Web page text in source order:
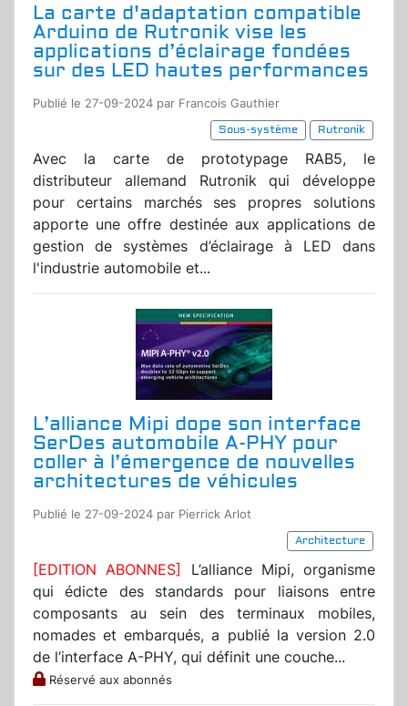
La carte d'adaptation compatible
Arduino de Rutronik vise les
applications d’éclairage fondées
sur des LED hautes performances
Publié le 27-09-2024 par Francois Gauthier
Sous-système
Rutronik
Avec la carte de prototypage RAB5, le
distributeur allemand Rutronik qui développe
pour certains marchés ses propres solutions
apporte une offre destinée aux applications de
gestion de systèmes d’éclairage à LED dans
l'industrie automobile et...
L’alliance Mipi dope son interface
SerDes automobile A-PHY pour
coller à l’émergence de nouvelles
architectures de véhicules
Publié le 27-09-2024 par Pierrick Arlot
Architecture
[EDITION ABONNES] L’alliance Mipi, organisme
qui édicte des standards pour liaisons entre
composants au sein des terminaux mobiles,
nomades et embarqués, a publié la version 2.0
de l’interface A-PHY, qui définit une couche...
Réservé aux abonnés